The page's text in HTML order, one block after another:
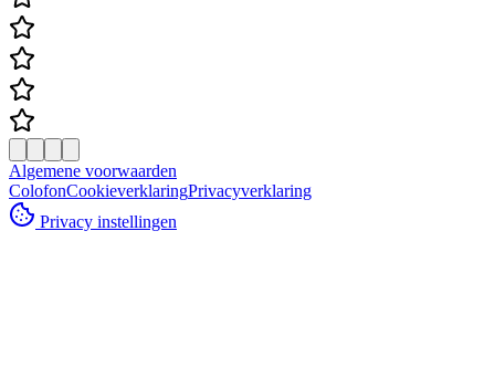
Algemene voorwaarden
ColofonCookieverklaringPrivacyverklaring
Privacy instellingen